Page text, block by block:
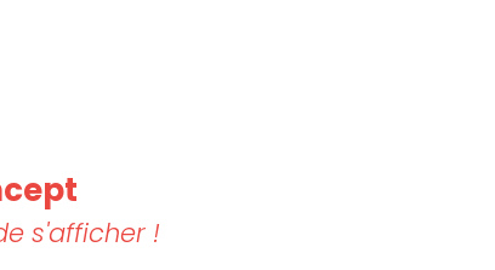
s'afficher !